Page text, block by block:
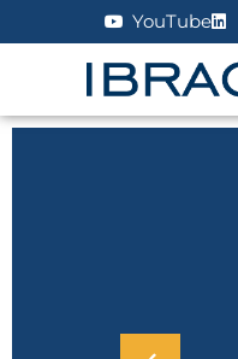
YouTube